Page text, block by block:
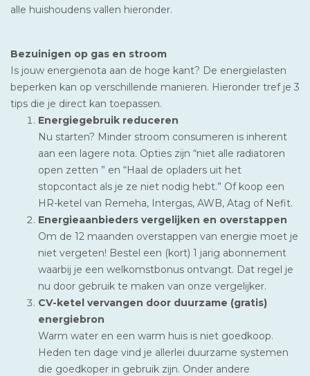
alle huishoudens vallen hieronder.
Bezuinigen op gas en stroom
Is jouw energienota aan de hoge kant? De energielasten
beperken kan op verschillende manieren. Hieronder tref je 3
tips die je direct kan toepassen.
Energiegebruik reduceren
Nu starten? Minder stroom consumeren is inherent
aan een lagere nota. Opties zijn “niet alle radiatoren
open zetten ” en “Haal de opladers uit het
stopcontact als je ze niet nodig hebt.” Of koop een
HR-ketel van Remeha, Intergas, AWB, Atag of Nefit.
Energieaanbieders vergelijken en overstappen
Om de 12 maanden overstappen van energie moet je
niet vergeten! Bestel een (kort) 1 jarig abonnement
waarbij je een welkomstbonus ontvangt. Dat regel je
nu door gebruik te maken van onze vergelijker.
CV-ketel vervangen door duurzame (gratis)
energiebron
Warm water en een warm huis is niet goedkoop.
Heden ten dage vind je allerlei duurzame systemen
die goedkoper in gebruik zijn. Onder andere